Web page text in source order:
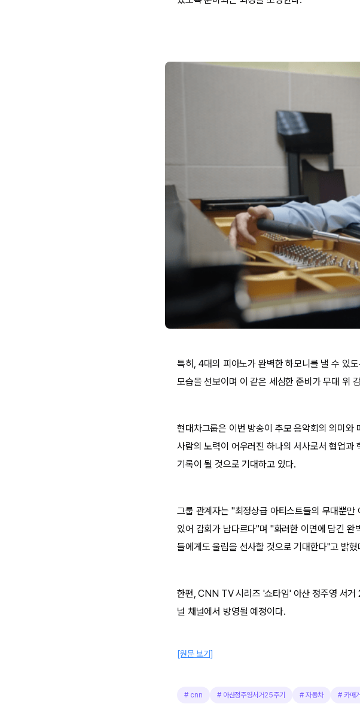
특히, 4대의 피아노가 완벽한 하모니를 낼 수 있
모습을 선보이며 이 같은 세심한 준비가 무대 위
현대차그룹은 이번 방송이 추모 음악회의 의미와
사람의 노력이 어우러진 하나의 서사로서 협업과
기록이 될 것으로 기대하고 있다.
그룹 관계자는 "최정상급 아티스트들의 무대뿐
있어 감회가 남다르다"며 "화려한 이면에 담긴
들에게도 울림을 선사할 것으로 기대한다"고 밝혔
한편, CNN TV 시리즈 '쇼타임' 아산 정주영 서
널 채널에서 방영될 예정이다.
[원문 보기]
# cnn # 아산정주영서거25주기 # 자동차 # 카매